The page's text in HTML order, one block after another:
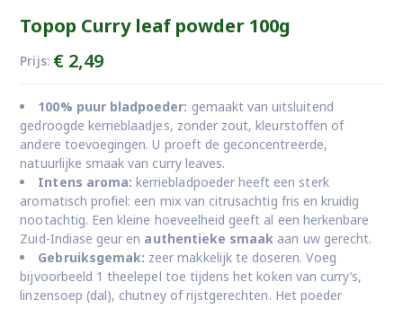
Topop Curry leaf powder 100g
Prijs: €2,49
100% puur bladpoeder: gemaakt van uitsluitend
gedroogde kerrieblaadjes, zonder zout, kleurstoffen of
andere toevoegingen. U proeft de geconcentreerde,
natuurlijke smaak van curry leaves.
Intens aroma: kerriebladpoeder heeft een sterk
aromatisch profiel: een mix van citrusachtig fris en kruidig
nootachtig. Een kleine hoeveelheid geeft al een herkenbare
Zuid-Indiase geur en authentieke smaak aan uw gerecht.
Gebruiksgemak: zeer makkelijk te doseren. Voeg
bijvoorbeeld 1 theelepel toe tijdens het koken van curry’s,
linzensoep (dal), chutney of rijstgerechten. Het poeder